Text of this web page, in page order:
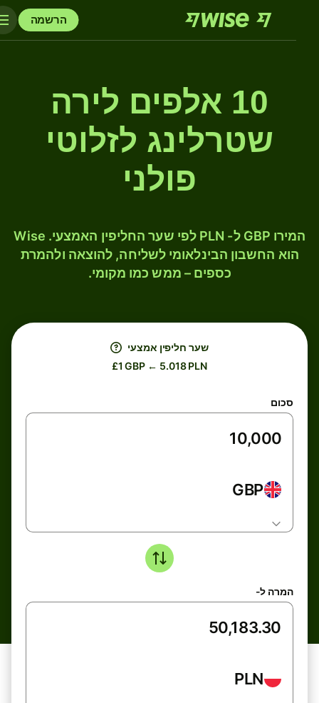
הרשמה
10 אלפים לירה
שטרלינג לזלוטי
פולני
המירו GBP ל- PLN לפי שער החליפין האמצעי. Wise
הוא החשבון הבינלאומי לשליחה, להוצאה ולהמרת
כספים – ממש כמו מקומי.
שער חליפין אמצעי
£1 GBP ← 5.018 PLN
סכום
GBP
המרה ל-
PLN